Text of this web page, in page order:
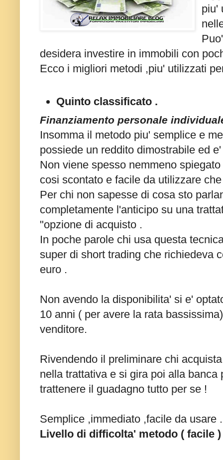
piu'
desidera investire in immobili con
Ecco i migliori metodi ,piu' utilizzati
Quinto classificato .
Finanziamento personale
Insomma il metodo piu' semplice e
possiede un reddito dimostrabile ed
Non viene spesso nemmeno
cosi scontato e facile da utilizzare
Per chi non sapesse di cosa sto
completamente l'anticipo su una
"opzione di acquisto .
In poche parole chi usa questa
super di short trading che richiedeva
euro .
Non avendo la disponibilita' si e'
10 anni ( per avere la rata
venditore.
Rivendendo il preliminare chi
nella trattativa e si gira poi alla
trattenere il guadagno tutto per se !
Semplice ,immediato ,facile da usare .
Livello di difficolta' metodo ( facile )